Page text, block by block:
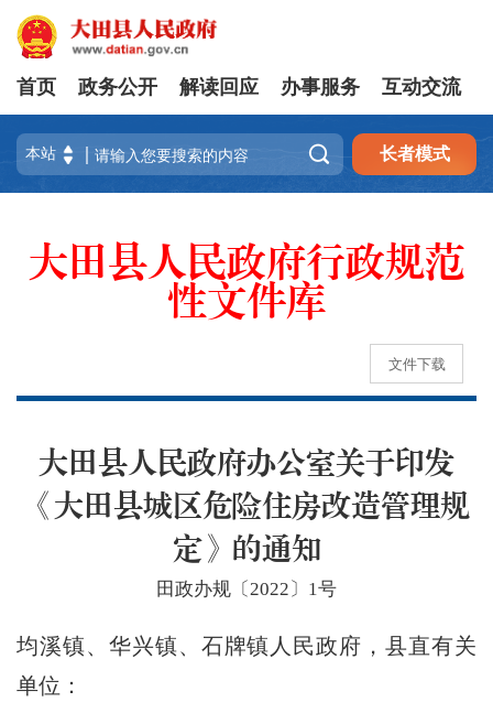
首页 政务公开 解读回应 办事服务 互动交流
 长者模式
大田县人民政府行政规范
性文件库
文件下载
大田县人民政府办公室关于印发
《大田县城区危险住房改造管理规
定》的通知
田政办规〔2022〕1号
均溪镇、华兴镇、石牌镇人民政府，县直有关
单位：